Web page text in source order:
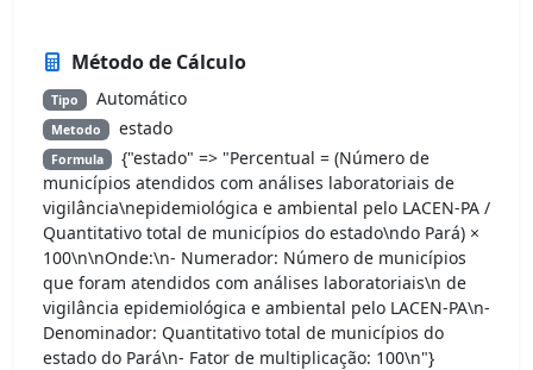
Método de Cálculo
Tipo Automático
Metodo estado
Formula
{"estado" => "Percentual = (Número de
municípios atendidos com análises laboratoriais de
vigilância\nepidemiológica e ambiental pelo LACEN-PA /
Quantitativo total de municípios do estado\ndo Pará) ×
100\n\nOnde:\n- Numerador: Número de municípios
que foram atendidos com análises laboratoriais\n de
vigilância epidemiológica e ambiental pelo LACEN-PA\n-
Denominador: Quantitativo total de municípios do
estado do Pará\n- Fator de multiplicação: 100\n"}